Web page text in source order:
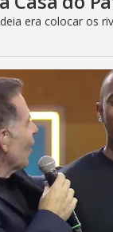
era colocar os